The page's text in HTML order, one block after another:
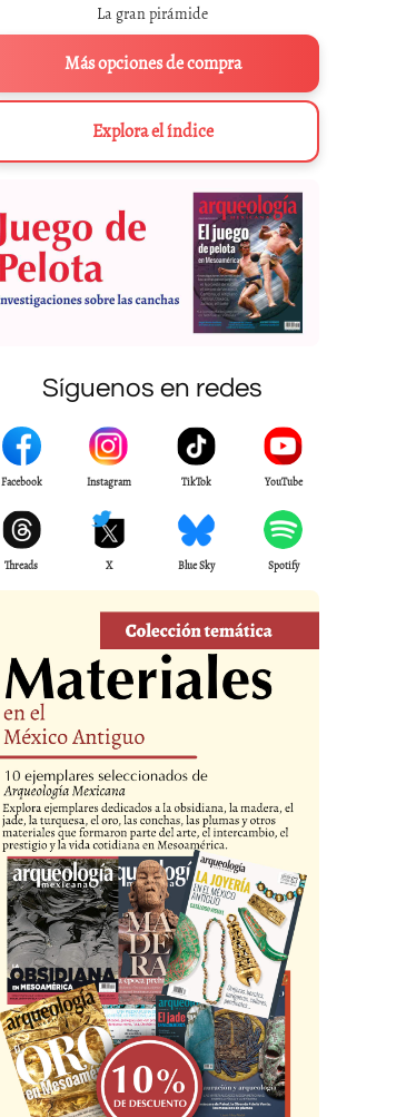
La gran pirámide
Más opciones de compra
Explora el índice
Síguenos en redes
Facebook Instagram TikTok YouTube
Threads X Blue Sky Spotify